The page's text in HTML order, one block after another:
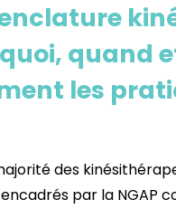
quand
les
des
encadrés par la NGAP